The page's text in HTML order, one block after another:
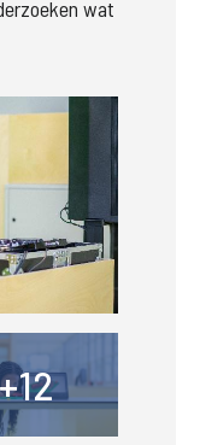
wat
+12+